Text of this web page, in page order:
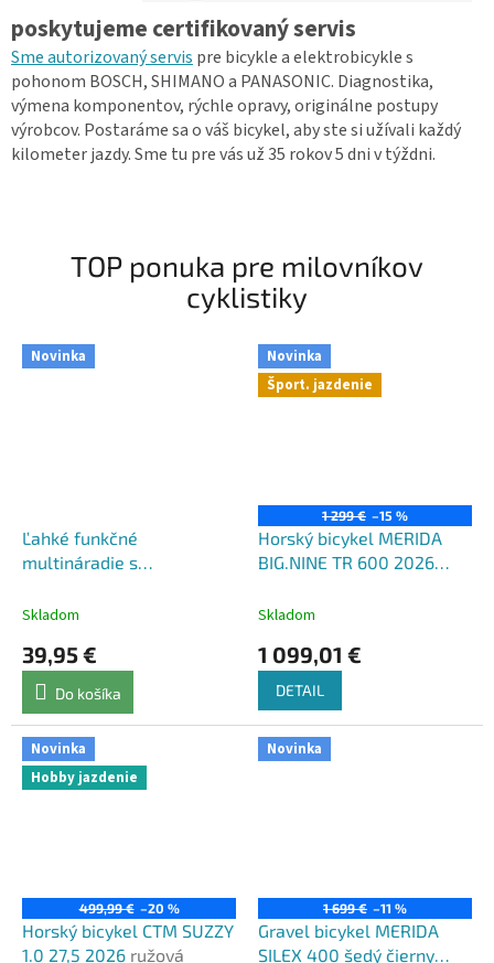
poskytujeme certifikovaný servis
Sme autorizovaný servispre bicykle a elektrobicykle s
pohonom BOSCH, SHIMANO a PANASONIC. Diagnostika,
výmena komponentov, rýchle opravy, originálne postupy
výrobcov. Postaráme sa o váš bicykel, aby ste si užívali každý
kilometer jazdy. Sme tu pre vás už 35 rokov 5 dni v týždni.
TOP ponuka pre milovníkov
cyklistiky
Novinka
Ľahké funkčné
multináradie s
CRANKBROTHERS Multi-
Skladom
39,95 €
Do košíka
Novinka
Šport. jazdenie
1 299 € –15 %
Horský bicykel MERIDA
BIG.NINE TR 600 2026
Skladom
1 099,01 €
DETAIL
Novinka
Hobby jazdenie
499,99 € –20 %
Horský bicykel CTM SUZZY
1.0 27,5 2026 ružová
Novinka
1 699 € –11 %
Gravel bicykel MERIDA
SILEX 400 šedý čierny